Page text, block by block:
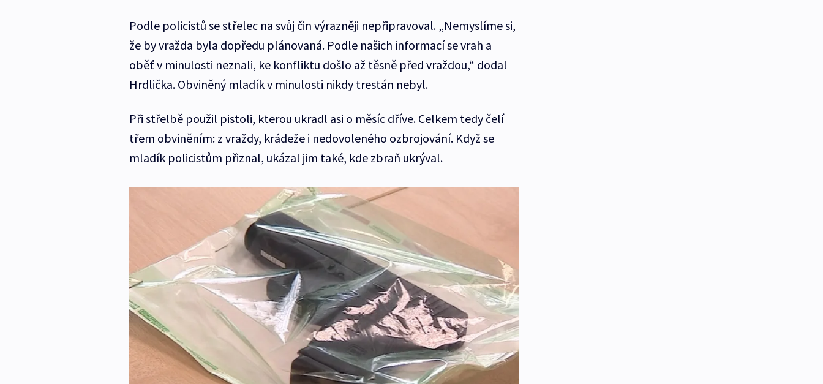
Podle policistů se střelec na svůj čin výrazněji nepřipravoval. „Nemyslíme si,
že by vražda byla dopředu plánovaná. Podle našich informací se vrah a
oběť v minulosti neznali, ke konfliktu došlo až těsně před vraždou,“ dodal
Hrdlička. Obviněný mladík v minulosti nikdy trestán nebyl.
Při střelbě použil pistoli, kterou ukradl asi o měsíc dříve. Celkem tedy čelí
třem obviněním: z vraždy, krádeže i nedovoleného ozbrojování. Když se
mladík policistům přiznal, ukázal jim také, kde zbraň ukrýval.